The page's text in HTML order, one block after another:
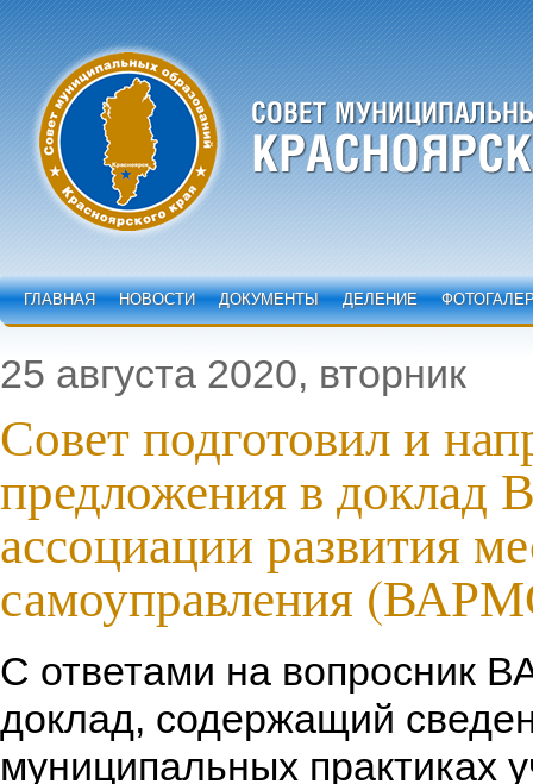
ГЛАВНАЯ НОВОСТИ ДОКУМЕНТЫ ДЕЛЕНИЕ
25 августа 2020, вторник
Совет подготовил и
предложения в доклад
ассоциации развития
самоуправления
С ответами на вопросник
доклад, содержащий
муниципальных практиках